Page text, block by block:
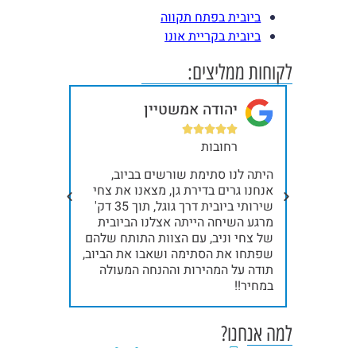
ביובית בפתח תקווה
ביובית בקריית אונו
לקוחות ממליצים:
יהודה אמשטיין





רחובות
היתה לנו סתימת שורשים בביוב,
אנחנו גרים בדירת גן, מצאנו את צחי
שירותי ביובית דרך גוגל, תוך 35 דק'
מרגע השיחה הייתה אצלנו הביובית
של צחי וניב, עם הצוות התותח שלהם
שפתחו את הסתימה ושאבו את הביוב,
תודה על המהירות וההנחה המעולה
במחיר!!
למה אנחנו?